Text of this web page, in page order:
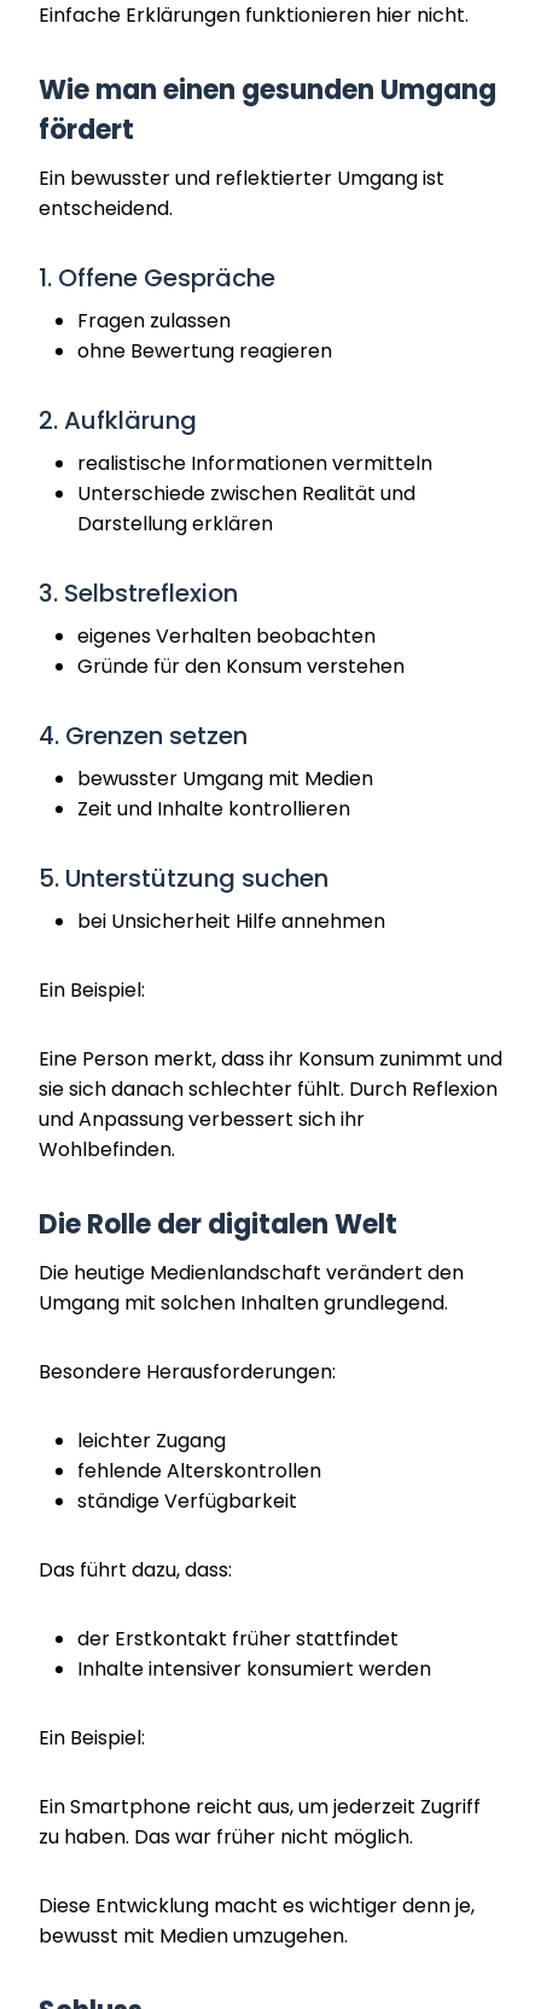
Einfache Erklärungen funktionieren hier nicht.
Wie man einen gesunden Umgang
fördert
Ein bewusster und reflektierter Umgang ist
entscheidend.
1. Offene Gespräche
Fragen zulassen
ohne Bewertung reagieren
2. Aufklärung
realistische Informationen vermitteln
Unterschiede zwischen Realität und
Darstellung erklären
3. Selbstreflexion
eigenes Verhalten beobachten
Gründe für den Konsum verstehen
4. Grenzen setzen
bewusster Umgang mit Medien
Zeit und Inhalte kontrollieren
5. Unterstützung suchen
bei Unsicherheit Hilfe annehmen
Ein Beispiel:
Eine Person merkt, dass ihr Konsum zunimmt und
sie sich danach schlechter fühlt. Durch Reflexion
und Anpassung verbessert sich ihr
Wohlbefinden.
Die Rolle der digitalen Welt
Die heutige Medienlandschaft verändert den
Umgang mit solchen Inhalten grundlegend.
Besondere Herausforderungen:
leichter Zugang
fehlende Alterskontrollen
ständige Verfügbarkeit
Das führt dazu, dass:
der Erstkontakt früher stattfindet
Inhalte intensiver konsumiert werden
Ein Beispiel:
Ein Smartphone reicht aus, um jederzeit Zugriff
zu haben. Das war früher nicht möglich.
Diese Entwicklung macht es wichtiger denn je,
bewusst mit Medien umzugehen.